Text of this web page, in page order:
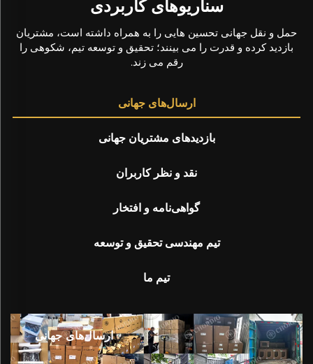
سناریوهای کاربردی
حمل و نقل جهانی تحسین هایی را به همراه داشته است، مشتریان
بازدید کرده و قدرت را می بینند؛ تحقیق و توسعه تیم، شکوهی را
رقم می زند.
ارسال‌های جهانی
بازدیدهای مشتریان جهانی
نقد و نظر کاربران
گواهی‌نامه و افتخار
تیم مهندسی تحقیق و توسعه
تیم ما
ارسال‌های جهانی